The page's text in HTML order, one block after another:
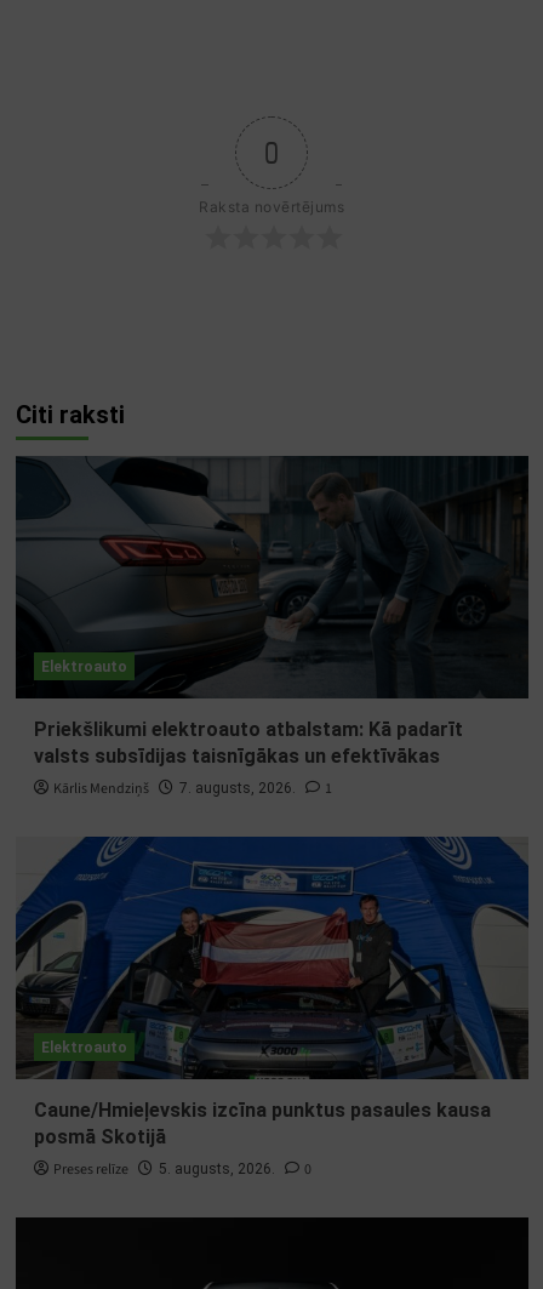
0
Raksta novērtējums
Citi raksti
Elektroauto
Priekšlikumi elektroauto atbalstam: Kā padarīt
valsts subsīdijas taisnīgākas un efektīvākas
Kārlis Mendziņš 7. augusts, 2026. 1
Elektroauto
Caune/Hmieļevskis izcīna punktus pasaules kausa
posmā Skotijā
Preses relīze 5. augusts, 2026. 0